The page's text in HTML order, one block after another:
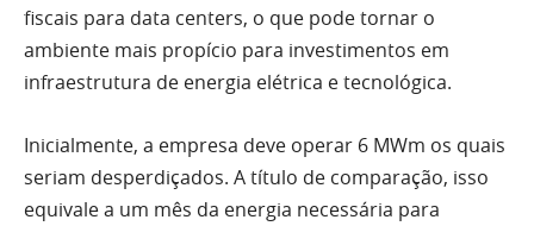
fiscais para data centers, o que pode tornar o
ambiente mais propício para investimentos em
infraestrutura de energia elétrica e tecnológica.
Inicialmente, a empresa deve operar 6 MWm os quais
seriam desperdiçados. A título de comparação, isso
equivale a um mês da energia necessária para